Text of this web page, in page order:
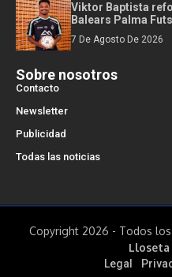
Viktor Baptista
Balears Palma
7 De Agosto De 2026
Sobre nosotros
Contacto
Newsletter
Publicidad
Todas las noticias
Copyright 2026 - Todos
Lloseta
Legal